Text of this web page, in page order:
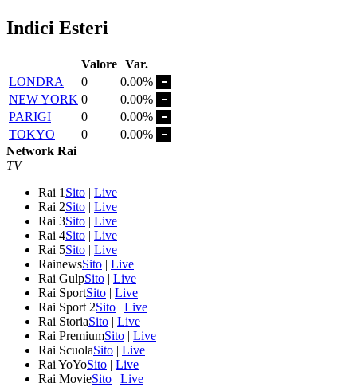
Indici Esteri
Valore Var.
LONDRA
0
0.00%
NEW YORK 0
0.00%
PARIGI
0
0.00%
TOKYO
0
0.00%
Network Rai
TV
Rai 1 Sito | Live
Rai 2Sito | Live
Rai 3Sito | Live
Rai 4Sito | Live
Rai 5Sito | Live
RainewsSito | Live
Rai GulpSito | Live
Rai SportSito | Live
Rai Sport 2Sito | Live
Rai StoriaSito | Live
Rai PremiumSito | Live
Rai ScuolaSito | Live
Rai YoYoSito | Live
Rai MovieSito | Live